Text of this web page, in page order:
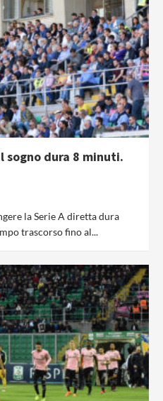
sogno dura 8 minuti.
la Serie A diretta dura
trascorso fino al...